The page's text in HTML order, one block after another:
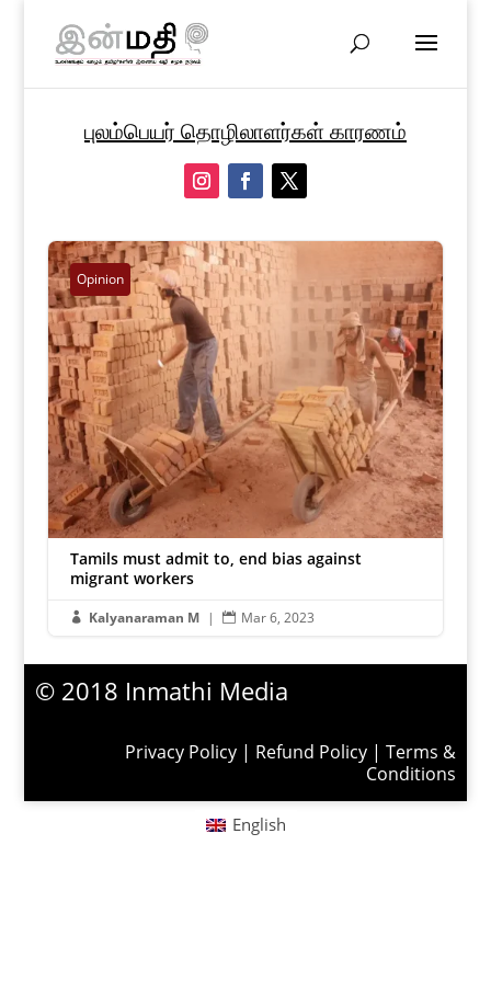
புலம்பெயர் தொழிலாளர்கள் காரணம்
Opinion
Tamils must admit to, end bias against
migrant workers
 Kalyanaraman M |  Mar 6, 2023
© 2018 Inmathi Media
Privacy Policy| Refund Policy| Terms &
Conditions
English